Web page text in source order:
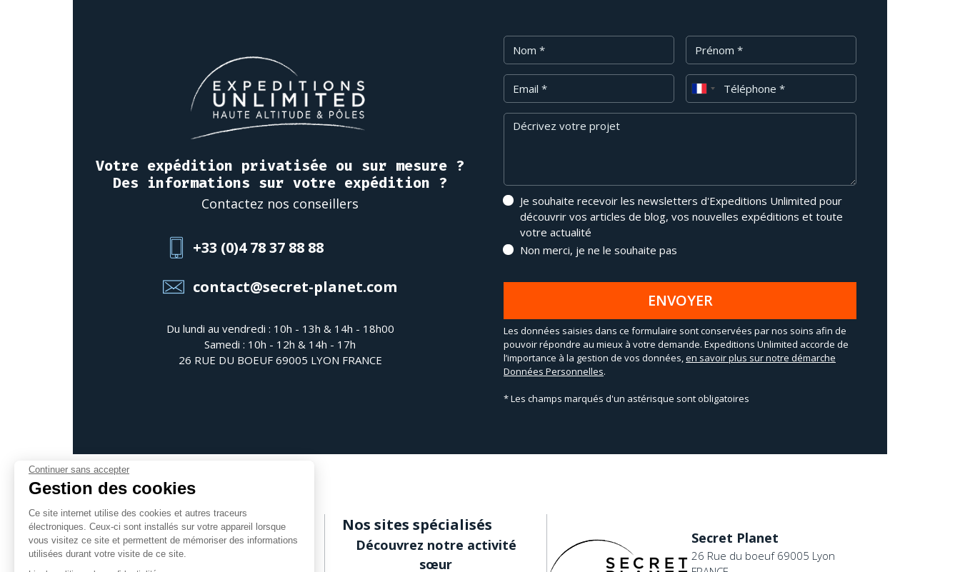
Votre expédition privatisée ou sur mesure ?
Des informations sur votre expédition ?
Contactez nos conseillers
+33 (0)4 78 37 88 88
contact@secret-planet.com
Du lundi au vendredi : 10h - 13h & 14h - 18h00
Samedi : 10h - 12h & 14h - 17h
26 RUE DU BOEUF 69005 LYON FRANCE
Prénom
Téléphone
Message
Je souhaite recevoir les newsletters d'Expeditions Unlimited pour
découvrir vos articles de blog, vos nouvelles expéditions et toute
votre actualité
Non merci, je ne le souhaite pas
ENVOYER
Les données saisies dans ce formulaire sont conservées par nos soins afin de
pouvoir répondre au mieux à votre demande. Expeditions Unlimited accorde de
l’importance à la gestion de vos données,en savoir plus sur notre démarche
Données Personnelles.
* Les champs marqués d'un astérisque sont obligatoires
Suivez-nous
Nos sites spécialisés
Découvrez notre activité
sœur
Secret Planet
26 Rue du boeuf 69005 Lyon
Continuer sans accepter
Gestion des cookies
Ce site internet utilise des cookies et autres traceurs
électroniques. Ceux-ci sont installés sur votre appareil lorsque
vous visitez ce site et permettent de mémoriser des informations
utilisées durant votre visite de ce site.